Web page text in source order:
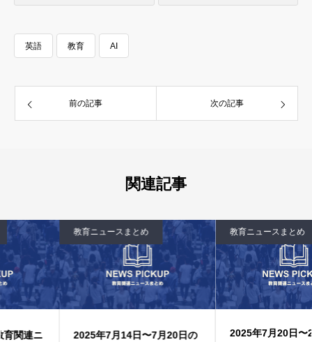
英語 教育 AI
前の記事 次の記事
関連記事
教育ニュースまとめ
2025年7月14日〜7月20日の
教育ニュースまとめ
2025年7月20日〜2025年7月